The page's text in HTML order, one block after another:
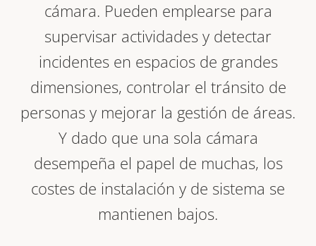
cámara. Pueden emplearse para
supervisar actividades y detectar
incidentes en espacios de grandes
dimensiones, controlar el tránsito de
personas y mejorar la gestión de áreas.
Y dado que una sola cámara
desempeña el papel de muchas, los
costes de instalación y de sistema se
mantienen bajos.